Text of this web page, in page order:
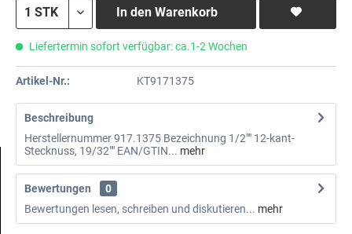
In den Warenkorb
Liefertermin sofort verfügbar: ca.1-2 Wochen
Artikel-Nr.: KT9171375
Beschreibung
Herstellernummer 917.1375 Bezeichnung 1/2"" 12-kant-
Stecknuss, 19/32"" EAN/GTIN... mehr
Bewertungen
0
Bewertungen lesen, schreiben und diskutieren... mehr